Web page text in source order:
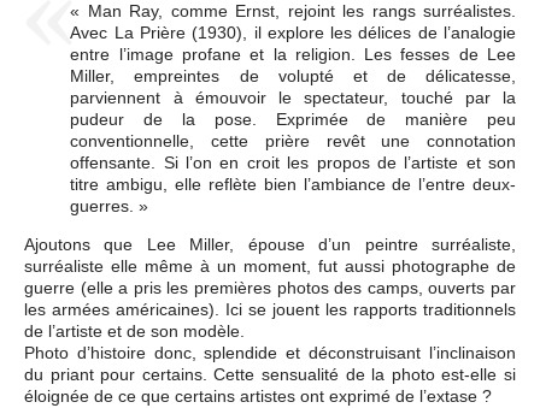
« Man Ray, comme Ernst, rejoint les rangs surréalistes.
Avec La Prière (1930), il explore les délices de l’analogie
entre l’image profane et la religion. Les fesses de Lee
Miller, empreintes de volupté et de délicatesse,
parviennent à émouvoir le spectateur, touché par la
pudeur de la pose. Exprimée de manière peu
conventionnelle, cette prière revêt une connotation
offensante. Si l’on en croit les propos de l’artiste et son
titre ambigu, elle reflète bien l’ambiance de l’entre deux-
guerres. »
Ajoutons que Lee Miller, épouse d’un peintre surréaliste,
surréaliste elle même à un moment, fut aussi photographe de
guerre (elle a pris les premières photos des camps, ouverts par
les armées américaines). Ici se jouent les rapports traditionnels
de l’artiste et de son modèle.
Photo d’histoire donc, splendide et déconstruisant l’inclinaison
du priant pour certains. Cette sensualité de la photo est-elle si
éloignée de ce que certains artistes ont exprimé de l’extase ?